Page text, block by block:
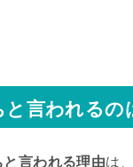
言われるの
言われる理由は、